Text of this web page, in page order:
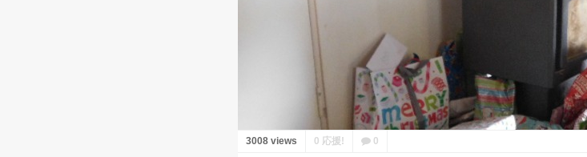
3008 views 0 応援! 0